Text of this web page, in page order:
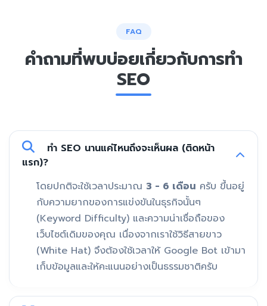
FAQ
คำถามที่พบบ่อยเกี่ยวกับการทำ
SEO
ทำ SEO นานแค่ไหนถึงจะเห็นผล (ติดหน้า
แรก)?
โดยปกติจะใช้เวลาประมาณ 3 - 6 เดือน ครับ ขึ้นอยู่
กับความยากของการแข่งขันในธุรกิจนั้นๆ
(Keyword Difficulty) และความน่าเชื่อถือของ
เว็บไซต์เดิมของคุณ เนื่องจากเราใช้วิธีสายขาว
(White Hat) จึงต้องใช้เวลาให้ Google Bot เข้ามา
เก็บข้อมูลและให้คะแนนอย่างเป็นธรรมชาติครับ